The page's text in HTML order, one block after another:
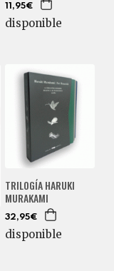
11,95€
disponible
TRILOGÍA HARUKI
MURAKAMI
32,95€
disponible